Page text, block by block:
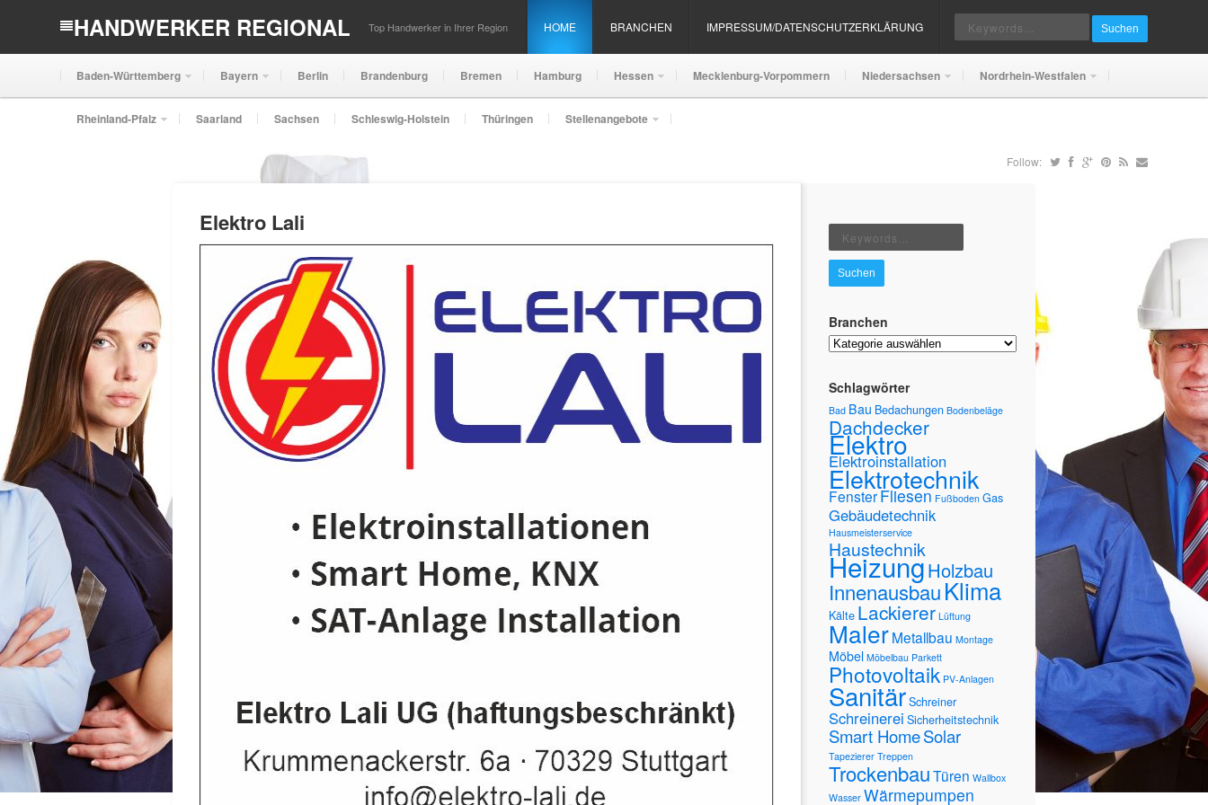
HANDWERKER REGIONAL Top Handwerker in Ihrer Region HOME BRANCHEN IMPRESSUM/DATENSCHUTZERKLÄRUNG Suchen
Baden-Württemberg Bayern Berlin Brandenburg Bremen Hamburg Hessen Mecklenburg-Vorpommern Niedersachsen Nordrhein-Westfalen
Rheinland-Pfalz Saarland Sachsen Schleswig-Holstein Thüringen Stellenangebote
Follow:
Elektro Lali
Suchen
Branchen
Branchen
Schlagwörter
Bad Bau Bedachungen Bodenbeläge
Dachdecker
Elektro
Elektroinstallation
Elektrotechnik
FensterFliesen Fußboden Gas
Gebäudetechnik
Hausmeisterservice
Haustechnik
HeizungHolzbau
InnenausbauKlima
Kälte Lackierer Lüftung
MalerMetallbau Montage
Möbel Möbelbau Parkett
Photovoltaik PV-Anlagen
SanitärSchreiner
Schreinerei Sicherheitstechnik
Smart HomeSolar
Tapezierer Treppen
TrockenbauTüren Wallbox
Wasser Wärmepumpen